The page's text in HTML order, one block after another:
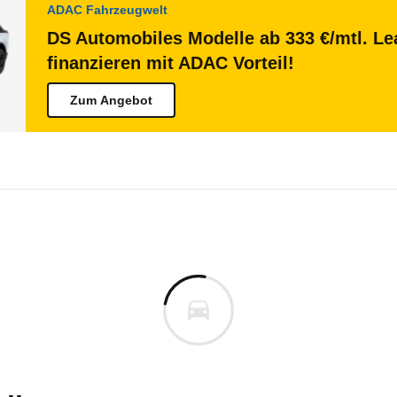
ADAC Fahrzeugwelt
DS Automobiles Modelle ab 333 €/mtl.
finanzieren mit ADAC Vorteil!
Zum Angebot
Lassen Sie uns gerne wissen, wenn Sie
Ihres Elektroautos auf der Grundlage der